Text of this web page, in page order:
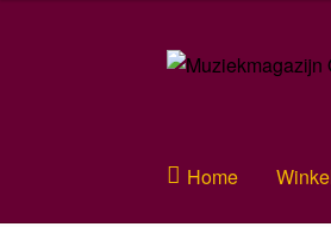
Ga
Ga
Home